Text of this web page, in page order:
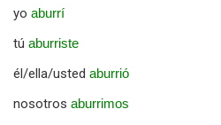
yo aburrí
tú aburriste
él/ella/usted aburrió
nosotros aburrimos